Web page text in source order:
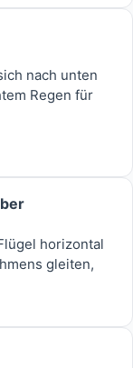
nach unten
Regen für
horizontal
gleiten,